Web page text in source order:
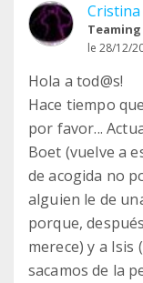
Cristina
le 28/12/
Hola a tod@s!
Hace tiempo
por favor...
Boet (vuelve a
de acogida no
alguien le de
porque,
merece) y a Isis
sacamos de la